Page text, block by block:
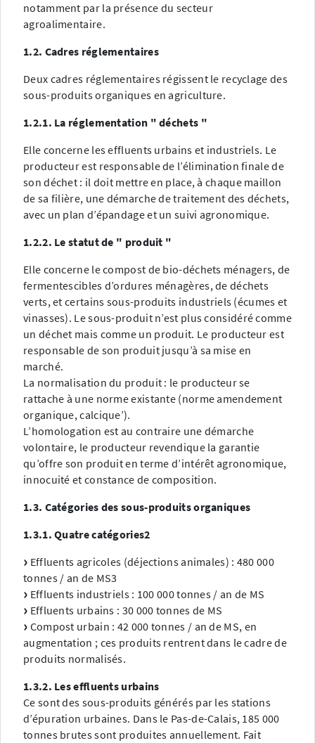
notamment par la présence du secteur
agroalimentaire.
1.2. Cadres réglementaires
Deux cadres réglementaires régissent le recyclage des
sous-produits organiques en agriculture.
1.2.1. La réglementation " déchets "
Elle concerne les effluents urbains et industriels. Le
producteur est responsable de l’élimination finale de
son déchet : il doit mettre en place, à chaque maillon
de sa filière, une démarche de traitement des déchets,
avec un plan d’épandage et un suivi agronomique.
1.2.2. Le statut de " produit "
Elle concerne le compost de bio-déchets ménagers, de
fermentescibles d’ordures ménagères, de déchets
verts, et certains sous-produits industriels (écumes et
vinasses). Le sous-produit n’est plus considéré comme
un déchet mais comme un produit. Le producteur est
responsable de son produit jusqu’à sa mise en
marché.
La normalisation du produit : le producteur se
rattache à une norme existante (norme amendement
organique, calcique’).
L’homologation est au contraire une démarche
volontaire, le producteur revendique la garantie
qu’offre son produit en terme d’intérêt agronomique,
innocuité et constance de composition.
1.3. Catégories des sous-produits organiques
1.3.1. Quatre catégories2
Effluents agricoles (déjections animales) : 480 000
tonnes / an de MS3
Effluents industriels : 100 000 tonnes / an de MS
Effluents urbains : 30 000 tonnes de MS
Compost urbain : 42 000 tonnes / an de MS, en
augmentation ; ces produits rentrent dans le cadre de
produits normalisés.
1.3.2. Les effluents urbains
Ce sont des sous-produits générés par les stations
d’épuration urbaines. Dans le Pas-de-Calais, 185 000
tonnes brutes sont produites annuellement. Fait